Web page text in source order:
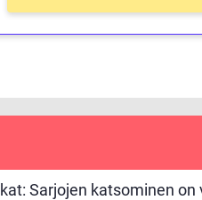
Sarjojen katsominen